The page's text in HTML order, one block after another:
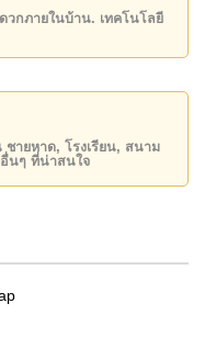
ได้แก่: พัทยา
อล์ฟ , โรงพยาบาล
อร์เนชั่นแนล
ราคา ฿ 3,200,000
งเมตร
ายใต้กรรมสิทธิ์ ชื่อ
นี้เป็นบ้านในฝันของ
วกภายในบ้าน. เทคโนโลยี
ชายหาด, โรงเรียน, สนาม
นๆ ที่น่าสนใจ